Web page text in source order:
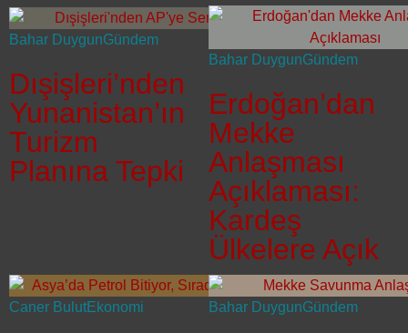
Bahar DuygunGündem
Dışişleri’nden
Yunanistan’ın
Turizm
Planına Tepki
Bahar DuygunGündem
Erdoğan’dan
Mekke
Anlaşması
Açıklaması:
Kardeş
Ülkelere Açık
Caner BulutEkonomi Bahar DuygunGündem